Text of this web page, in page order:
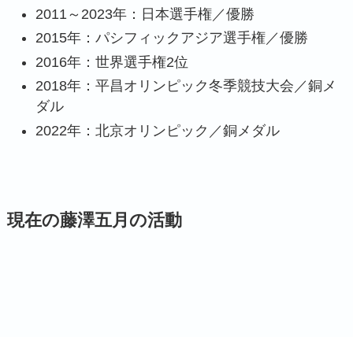
2011～2023年：日本選手権／優勝
2015年：パシフィックアジア選手権／優勝
2016年：世界選手権2位
2018年：平昌オリンピック冬季競技大会／銅メ
ダル
2022年：北京オリンピック／銅メダル
現在の藤澤五月の活動